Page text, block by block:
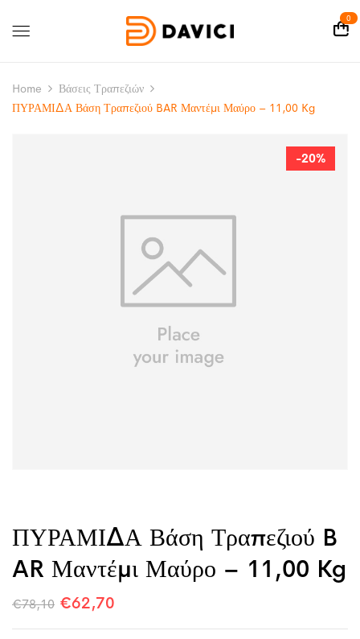
0
Home
Βάσεις Τραπεζιών
ΠΥΡΑΜΙΔΑ Βάση Τραπεζιού BAR Μαντέμι Μαύρο – 11,00 Kg
-20%
ΠΥΡΑΜΙΔΑ Βάση Τραπεζιού B
AR Μαντέμι Μαύρο – 11,00 Kg
€78,10 €62,70